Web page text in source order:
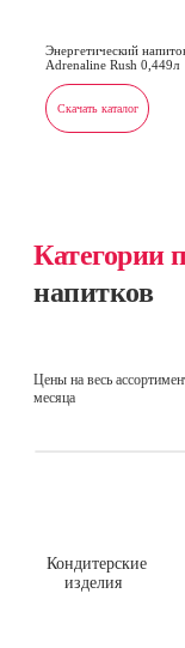
Энергетический
Adrenaline Rush 0,449л
Скачать каталог
Категории
напитков
Цены на весь
месяца
Кондитерские
изделия